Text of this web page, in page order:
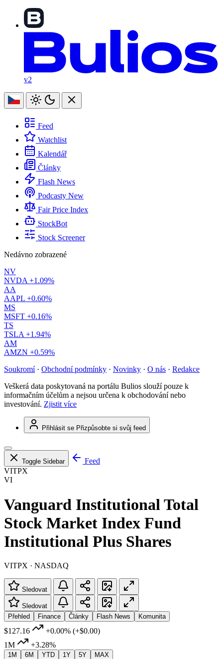
v2
Feed
Watchlist
Kalendář
Články
Flash News
Podcasty New
Fair Price Index
StockBot
Stock Screener
Nedávno zobrazené
NV
NVDA +1.09%
AA
AAPL +0.60%
MS
MSFT +0.16%
TS
TSLA +1.94%
AM
AMZN +0.59%
Soukromí · Obchodní podmínky · Novinky · O nás · Redakce
Veškerá data poskytovaná na portálu Bulios slouží pouze k
informačním účelům a nejsou určena k obchodování nebo
investování. Zjistit více
Přihlásit se Přizpůsobte si svůj feed
Toggle Sidebar
Feed
VITPX
VI
Vanguard Institutional Total
Stock Market Index Fund
Institutional Plus Shares
VITPX · NASDAQ
Sledovat
Sledovat
Přehled
Finance Články Flash News Komunita
$127.16 +0.00% (+$0.00)
1M
+3.28%
1M 6M YTD 1Y 5Y MAX